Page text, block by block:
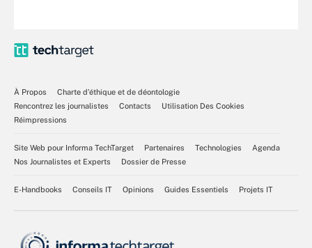
À Propos
Charte d’éthique et de déontologie
Rencontrez les journalistes
Contacts
Utilisation Des Cookies
Réimpressions
Site Web pour Informa TechTarget Partenaires Technologies
Agenda
Nos Journalistes et Experts
Dossier de Presse
E-Handbooks Conseils IT Opinions Guides Essentiels Projets IT